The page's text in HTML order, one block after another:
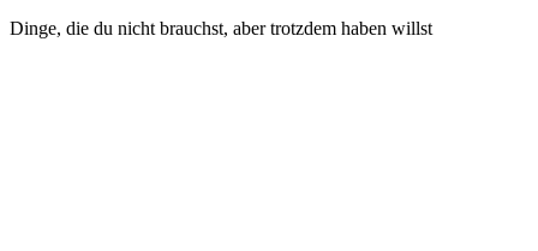
Dinge, die du nicht brauchst, aber trotzdem haben willst